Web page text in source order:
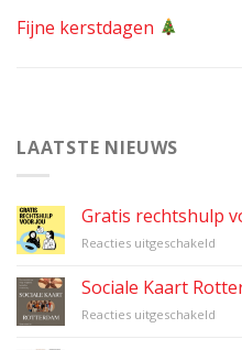
Fijne kerstdagen
LAATSTE NIEUWS
Gratis rechtshulp
Reacties uitgeschakeld
voor
Sociale Kaart
Reacties uitgeschakeld